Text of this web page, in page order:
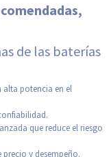
de las baterías
alta potencia en el
que reduce el riesgo
y desempeño.